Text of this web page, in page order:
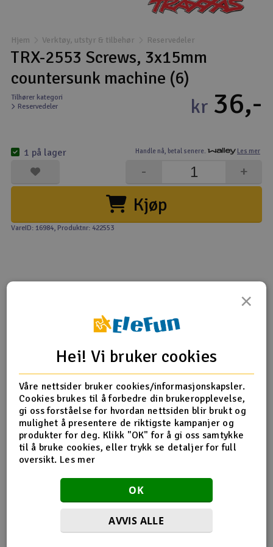
Droner
Droner for FPV
Fly
Helikopter
Kamerautstyr
Modellbygging, LEGO & byggesett
Modelljernbane
Radioutstyr
Raketter
Smarthjem, lek & hobby
Solenergi
Sparkesykler & elkjøretøy
Verktøy, utstyr & tilbehør
Hjem Verktøy, utstyr & tilbehør Reservedeler
TRX-2553 Screws, 3x15mm
countersunk machine (6)
Tilhører kategori
Reservedeler
Handle nå, betal senere. Les mer
kr 36,-
Kjøp
+
-
1 på lager
VareID: 16984, Produktnr: 422553
Produktinformasjon
TRX-2553 Screws, 3x15mm countersunk machine (6)
Flere detaljer
Produktet er
forbundet med
Traxxas 4-Tec Drift 2WD Mustang
1/10 RTR Blue
Traxxas 4-Tec Drift 2WD Mustang
1/10 RTR Red
×
Hei! Vi bruker cookies
Våre nettsider bruker cookies/informasjonskapsler.
Cookies brukes til å forbedre din brukeropplevelse,
gi oss forståelse for hvordan nettsiden blir brukt og
mulighet å presentere de riktigste kampanjer og
produkter for deg. Klikk "OK" for å gi oss samtykke
til å bruke cookies, eller trykk se detaljer for full
oversikt. Les mer
OK
AVVIS ALLE